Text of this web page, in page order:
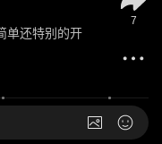
单还特别的开
7